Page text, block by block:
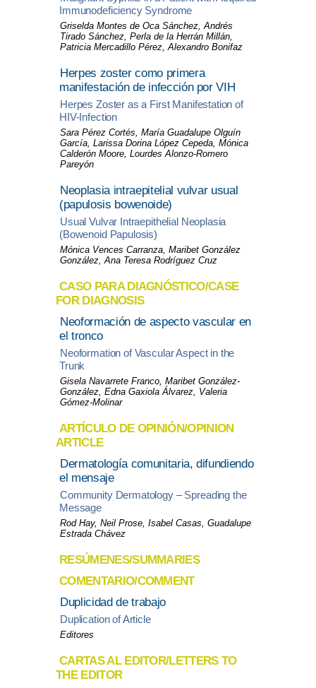
Immunodeficiency Syndrome
Griselda Montes de Oca Sánchez, Andrés
Tirado Sánchez, Perla de la Herrán Millán,
Patricia Mercadillo Pérez, Alexandro Bonifaz
Herpes zoster como primera
manifestación de infección por VIH
Herpes Zoster as a First Manifestation of
HIV-Infection
Sara Pérez Cortés, María Guadalupe Olguín
García, Larissa Dorina López Cepeda, Mónica
Calderón Moore, Lourdes Alonzo-Romero
Pareyón
Neoplasia intraepitelial vulvar usual
(papulosis bowenoide)
Usual Vulvar Intraepithelial Neoplasia
(Bowenoid Papulosis)
Mónica Vences Carranza, Maribet González
González, Ana Teresa Rodríguez Cruz
CASO PARA DIAGNÓSTICO/CASE
FOR DIAGNOSIS
Neoformación de aspecto vascular en
el tronco
Neoformation of Vascular Aspect in the
Trunk
Gisela Navarrete Franco, Maribet González-
González, Edna Gaxiola Álvarez, Valeria
Gómez-Molinar
ARTÍCULO DE OPINIÓN/OPINION
ARTICLE
Dermatología comunitaria, difundiendo
el mensaje
Community Dermatology – Spreading the
Message
Rod Hay, Neil Prose, Isabel Casas, Guadalupe
Estrada Chávez
RESÚMENES/SUMMARIES
COMENTARIO/COMMENT
Duplicidad de trabajo
Duplication of Article
Editores
CARTAS AL EDITOR/LETTERS TO
THE EDITOR